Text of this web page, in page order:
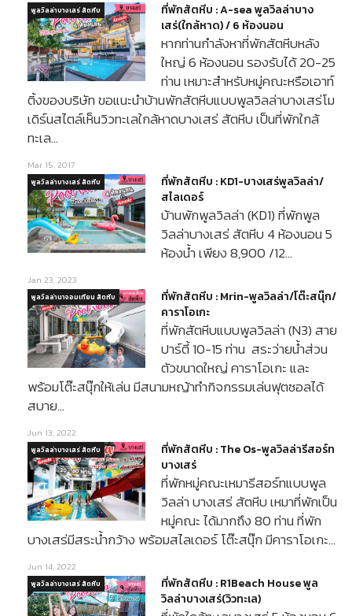
ที่พักสัตหีบ : A-sea พูลวิลล่าบาง
เสร่(ใกล้หาด) / 6 ห้องนอน
หากท่านกำลังหาที่พักสัตหีบหลัง
ใหญ่ 6 ห้องนอน รองรับได้ 20-25
ท่าน เหมาะสำหรับหมู่คณะหรือเอาท์
ติ้งของบริษัท ขอแนะนำบ้านพักสัตหีบแบบพูลวิลล่าบางเสร่โม
เดิร์นสไตล์เห็นวิวทะเลใกล้หาดบางเสร่ สัตหีบ เป็นที่พักใกล้
ทะเล…
พูลวิลล่าบางเสร่ สัตหีบ
Mar 15, 2017
ที่พักสัตหีบ : KD1-บางเสร่พูลวิลล่า/
สไลเดอร์
บ้านพักพูลวิลล่า (KD1) ที่พักพูล
วิลล่าบางเสร่ สัตหีบ 4 ห้องนอน 5
ห้องน้ำ เพียง 8,900 /12…
พูลวิลล่าบางเสร่ สัตหีบ
Jan 23, 2023
ที่พักสัตหีบ : Mrin-พูลวิลล่า/โต๊ะสนุ๊ก/
คาราโอเกะ
ที่พักสัตหีบแบบพูลวิลล่า (N3) สาย
ปาร์ตี้ 10-15 ท่าน สระว่ายน้ำส่วน
ตัวขนาดใหญ่ คาราโอเกะ และ
พร้อมโต๊ะสนุ๊กให้เล่น มีสนามหญ้าทำกิจกรรมเล่นฟุตซอลได้
สบาย…
พูลวิลล่านาจอมเทียน สัตหีบ
Jun 13, 2022
ที่พักสัตหีบ : The Os-พูลวิลล่ารีสอร์ท
บางเสร่
ที่พักหมู่คณะเหมารีสอร์ทแบบพูล
วิลล่า บางเสร่ สัตหีบ เหมาที่พักเป็น
หมู่คณะ ได้มากถึง 80 ท่าน ที่พัก
บางเสร่มีสระน้ำกว้าง พร้อมสไลเดอร์ โต๊ะสนุ๊ก มีคาราโอเกะ…
พูลวิลล่าบางเสร่ สัตหีบ
Jun 14, 2022
ที่พักสัตหีบ : R1Beach House พูล
วิลล่าบางเสร่(วิวทะเล)
พูลวิลล่าบางเสร่ สัตหีบ